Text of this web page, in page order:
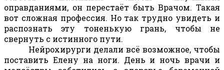
оправданиями, он перестаёт быть Врачом. Такая
вот сложная профессия. Но так трудно увидеть и
распознать эту тоненькую грань, чтобы не
свернуть с истинного пути.
Нейрохирурги делали всё возможное, чтобы
поставить Елену на ноги. День и ночь врачи и